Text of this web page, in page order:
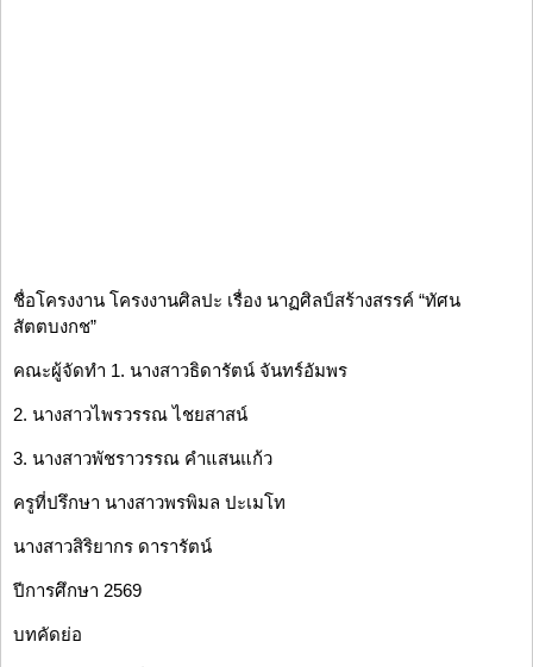
ชื่อโครงงาน โครงงานศิลปะ เรื่อง นาฏศิลป์สร้างสรรค์ “ทัศน
สัตตบงกช”
คณะผู้จัดทำ 1. นางสาวธิดารัตน์ จันทร์อัมพร
2. นางสาวไพรวรรณ ไชยสาสน์
3. นางสาวพัชราวรรณ คำแสนแก้ว
ครูที่ปรึกษา นางสาวพรพิมล ปะเมโท
นางสาวสิริยากร ดารารัตน์
ปีการศึกษา 2569
บทคัดย่อ